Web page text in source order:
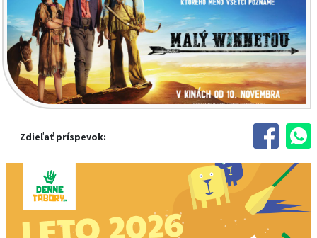
Zdieľať príspevok: